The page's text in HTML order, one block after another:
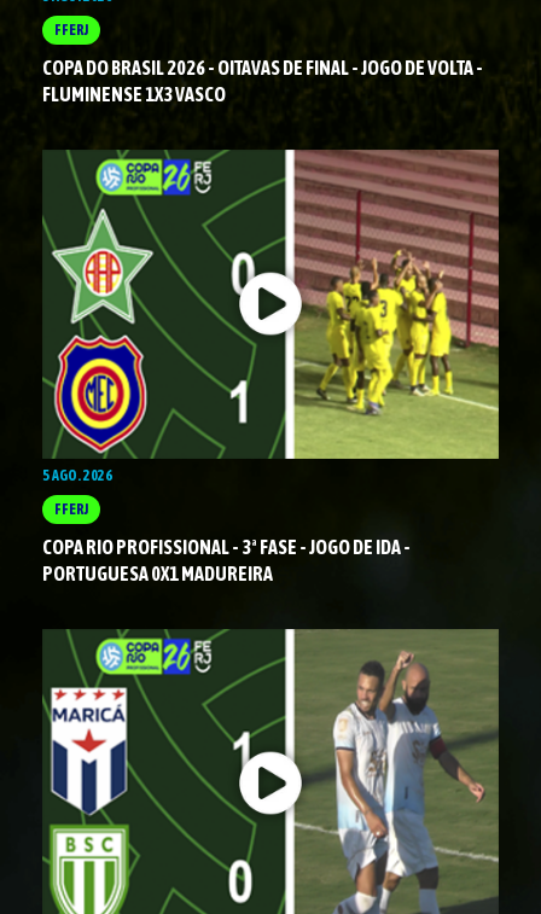
FFERJ
COPA DO BRASIL 2026 - OITAVAS DE FINAL - JOGO DE VOLTA -
FLUMINENSE 1X3 VASCO
5 AGO. 2026
FFERJ
COPA RIO PROFISSIONAL - 3ª FASE - JOGO DE IDA -
PORTUGUESA 0X1 MADUREIRA